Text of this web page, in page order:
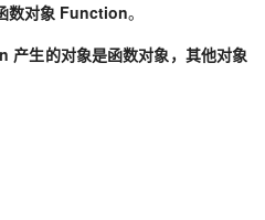
数对象 Function。
生的对象是函数对象，其他对象